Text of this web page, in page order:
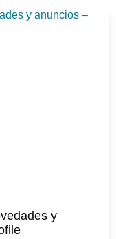
y